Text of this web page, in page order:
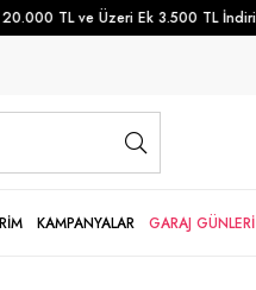
TL ve Üzeri Ek 3.500 TL İndirim
KAMPANYALAR GARAJ GÜNLERİ